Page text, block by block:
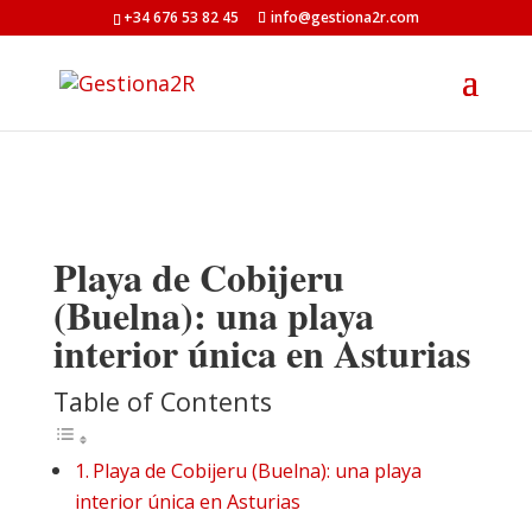
+34 676 53 82 45 info@gestiona2r.com
Playa de Cobijeru
(Buelna): una playa
interior única en Asturias
Table of Contents
Playa de Cobijeru (Buelna): una playa
interior única en Asturias